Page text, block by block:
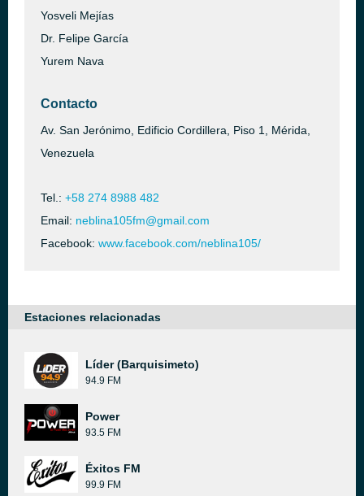
Yosveli Mejías
Dr. Felipe García
Yurem Nava
Contacto
Av. San Jerónimo, Edificio Cordillera, Piso 1, Mérida,
Venezuela
Tel.: +58 274 8988 482
Email: neblina105fm@gmail.com
Facebook: www.facebook.com/neblina105/
Estaciones relacionadas
Líder (Barquisimeto)
94.9 FM
Power
93.5 FM
Éxitos FM
99.9 FM